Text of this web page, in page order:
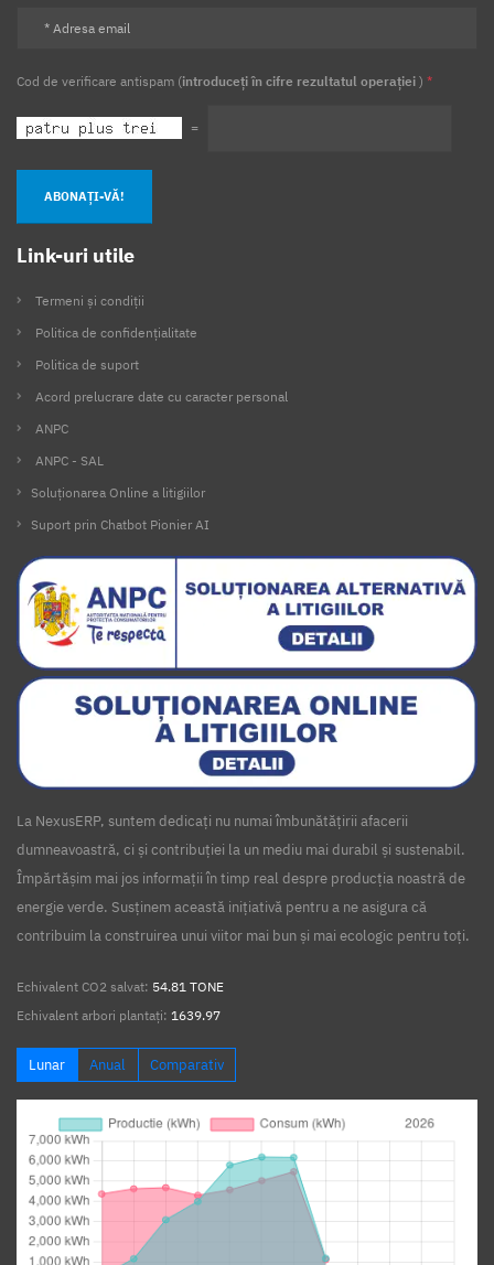
Cod de verificare antispam (introduceți în cifre rezultatul operației ) *
=
ABONAȚI-VĂ!
Link-uri utile
Termeni și condiții
Politica de confidențialitate
Politica de suport
Acord prelucrare date cu caracter personal
ANPC
ANPC - SAL
Soluționarea Online a litigiilor
Suport prin Chatbot Pionier AI
La NexusERP, suntem dedicați nu numai îmbunătățirii afacerii
dumneavoastră, ci și contribuției la un mediu mai durabil și sustenabil.
Împărtășim mai jos informații în timp real despre producția noastră de
energie verde. Susținem această inițiativă pentru a ne asigura că
contribuim la construirea unui viitor mai bun și mai ecologic pentru toți.
Echivalent CO2 salvat: 54.81 TONE
Echivalent arbori plantați: 1639.97
Lunar Anual Comparativ